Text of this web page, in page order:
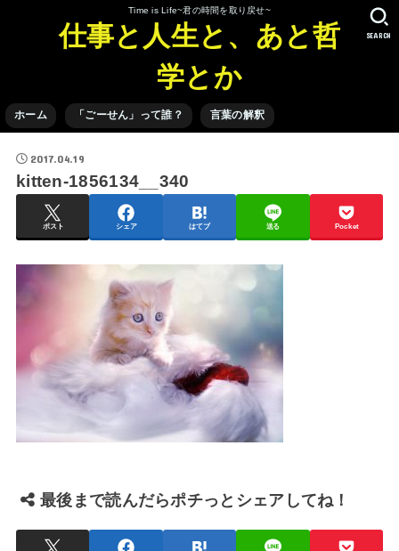
Time is Life~君の時間を取り戻せ~
仕事と人生と、あと哲
学とか
ホーム 「ごーせん」って誰？ 言葉の解釈
SEARCH
2017.04.19
kitten-1856134__340
ポスト シェア はてブ 送る Pocket
最後まで読んだらポチっとシェアしてね！